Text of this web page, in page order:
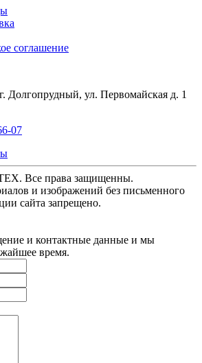
соглашение
Долгопрудный, ул. Первомайская д. 1
07
Все права защищенны.
и изображений без письменного
сайта запрещено.
и контактные данные и мы
время.